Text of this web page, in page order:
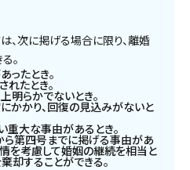
次に掲げる場合に限り、離婚
。
たとき。
たとき。
らかでないとき。
かり、回復の見込みがないと
大な事由があるとき。
第四号までに掲げる事由があ
を考慮して婚姻の継続を相当と
却することができる。